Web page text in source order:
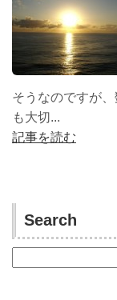
そうなのですが
も大切...
記事を読む
Search
索: